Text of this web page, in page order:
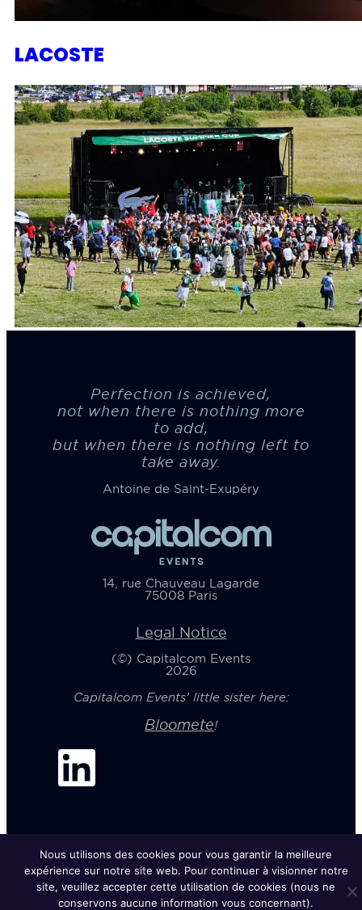
LACOSTE
Perfection is achieved,
not when there is nothing more
to add,
but when there is nothing left to
take away.
Antoine de Saint-Exupéry
14, rue Chauveau Lagarde
75008 Paris
Legal Notice
(©) Capitalcom Events
2026
Capitalcom Events’ little sister here:
Bloomete!
Nous utilisons des cookies pour vous garantir la meilleure
expérience sur notre site web. Pour continuer à visionner notre
site, veuillez accepter cette utilisation de cookies (nous ne
conservons aucune information vous concernant).